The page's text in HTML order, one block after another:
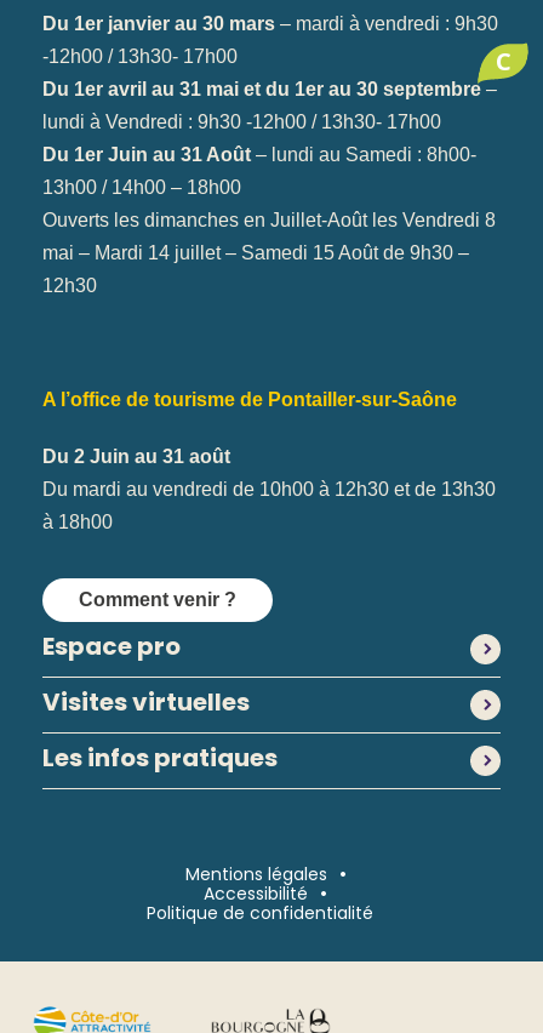
Du 1er janvier au 30 mars – mardi à vendredi : 9h30
-12h00 / 13h30- 17h00
Du 1er avril au 31 mai et du 1er au 30 septembre –
lundi à Vendredi : 9h30 -12h00 / 13h30- 17h00
Du 1er Juin au 31 Août – lundi au Samedi : 8h00-
13h00 / 14h00 – 18h00
Ouverts les dimanches en Juillet-Août les Vendredi 8
mai – Mardi 14 juillet – Samedi 15 Août de 9h30 –
12h30
A l’office de tourisme de Pontailler-sur-Saône
Du 2 Juin au 31 août
Du mardi au vendredi de 10h00 à 12h30 et de 13h30
à 18h00
Comment venir ?
Espace pro
Visites virtuelles
Les infos pratiques
Mentions légales
Accessibilité
Politique de confidentialité
C